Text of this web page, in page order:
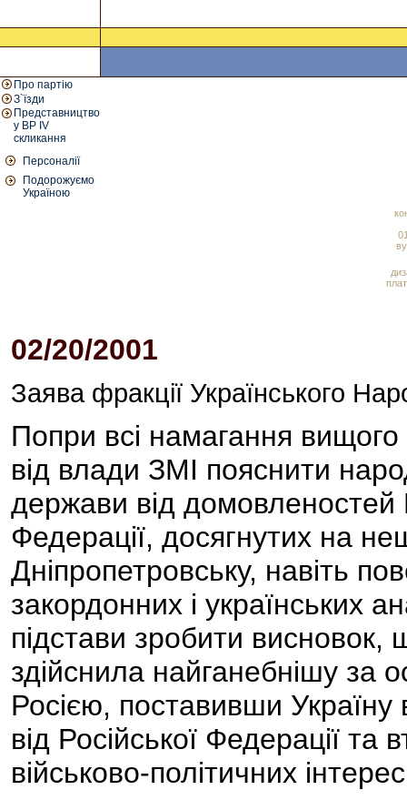
Про партію
З`їзди
Представництво
у ВР IV
скликання
Персоналії
Подорожуємо
Україною
02/20/2001
Заява фракції Українського
Попри всі намагання
від влади ЗМІ пояснити
держави від домовленостей
Федерації, досягнутих на
Дніпропетровську, навіть
закордонних і українських
підстави зробити висновок,
здійснила найганебнішу за
Росією, поставивши Україну
від Російської Федерації
військово-політичних